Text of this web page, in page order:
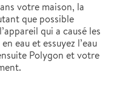
votre maison, la
que possible
qui a causé les
eau et essuyez l’eau
Polygon et votre